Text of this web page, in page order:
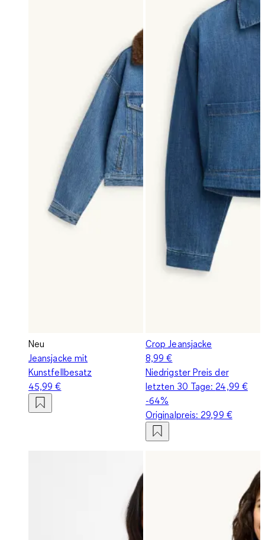
Neu
Jeansjacke mit
Kunstfellbesatz
45,99 €
Crop Jeansjacke
8,99 €
Niedrigster Preis der
letzten 30 Tage: 24,99 €
-64%
Originalpreis: 29,99 €